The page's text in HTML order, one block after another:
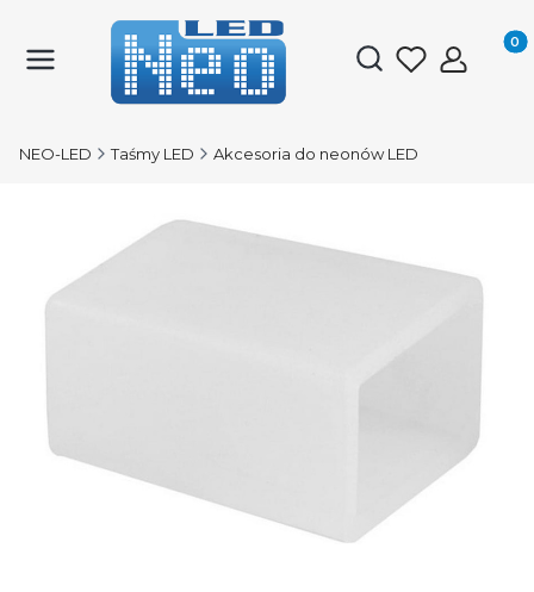
Otwórz
NEO-LED Taśmy LED Akcesoria do neonów LED